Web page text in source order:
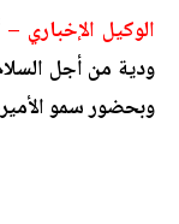
الوكيل الإخباري –
ودية من أجل
وبحضور سمو